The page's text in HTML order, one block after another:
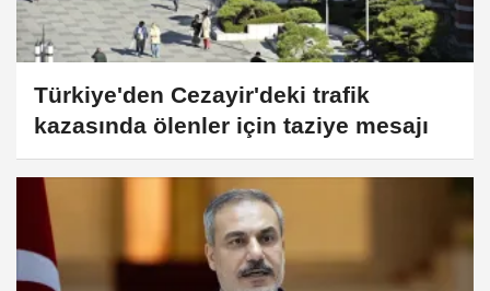
Türkiye'den Cezayir'deki trafik
kazasında ölenler için taziye mesajı